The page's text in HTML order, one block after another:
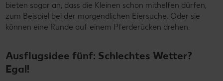
bieten sogar an, dass die Kleinen schon mithelfen dürfen,
zum Beispiel bei der morgendlichen Eiersuche. Oder sie
können eine Runde auf einem Pferderücken drehen.
Ausflugsidee fünf: Schlechtes Wetter?
Egal!